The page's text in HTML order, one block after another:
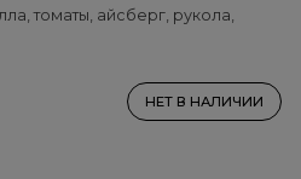
томаты, айсберг, рукола,
НЕТ В НАЛИЧИИ